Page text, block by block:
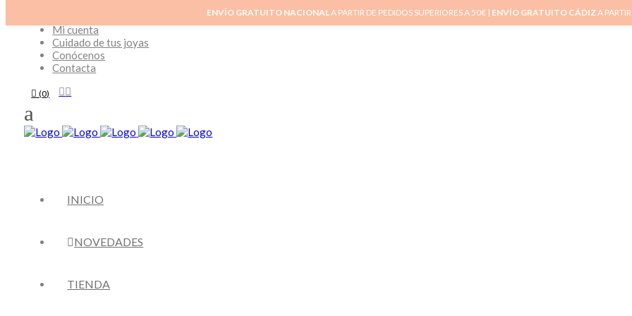
Mi cuenta
Cuidado de tus joyas
Conócenos
Contacta
(0)
INICIO
NOVEDADES
TIENDA
ENVÍO GRATUITO NACIONALA PARTIR DE PEDIDOS SUPERIORES A 50€ | ENVÍO GRATUITO CÁDIZA